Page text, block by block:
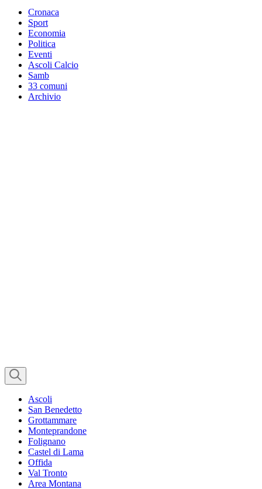
Cronaca
Sport
Economia
Politica
Eventi
Ascoli Calcio
Samb
33 comuni
Archivio
Ascoli
San Benedetto
Grottammare
Monteprandone
Folignano
Castel di Lama
Offida
Val Tronto
Area Montana